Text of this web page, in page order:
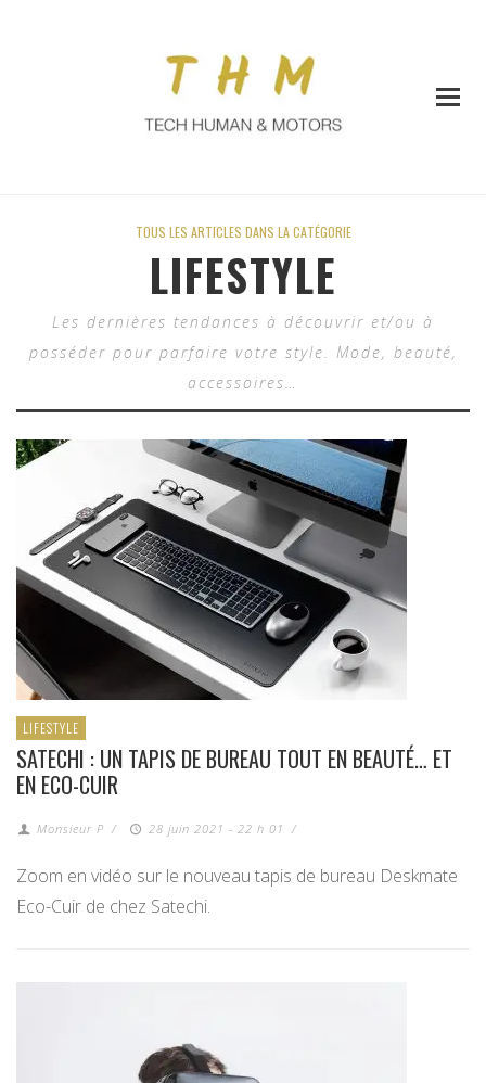
TOUS LES ARTICLES DANS LA CATÉGORIE
LIFESTYLE
Les dernières tendances à découvrir et/ou à
posséder pour parfaire votre style. Mode, beauté,
accessoires…
LIFESTYLE
SATECHI : UN TAPIS DE BUREAU TOUT EN BEAUTÉ… ET
EN ECO-CUIR
Monsieur P / 28 juin 2021 - 22 h 01 /
Zoom en vidéo sur le nouveau tapis de bureau Deskmate
Eco-Cuir de chez Satechi.